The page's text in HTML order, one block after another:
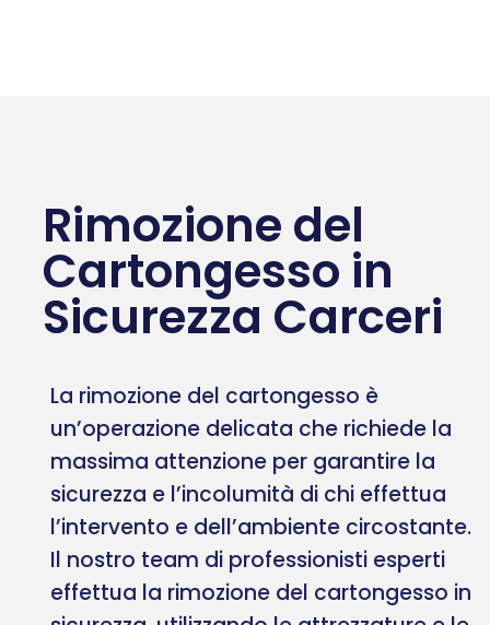
Rimozione del
Cartongesso in
Sicurezza Carceri
La rimozione del cartongesso è
un’operazione delicata che richiede la
massima attenzione per garantire la
sicurezza e l’incolumità di chi effettua
l’intervento e dell’ambiente circostante.
Il nostro team di professionisti esperti
effettua la rimozione del cartongesso in